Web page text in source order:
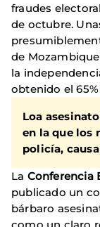
fraudes
de octubre.
de
la
obtenido el
Loa
en la que los
policía,
La Conferencia
publicado un
bárbaro